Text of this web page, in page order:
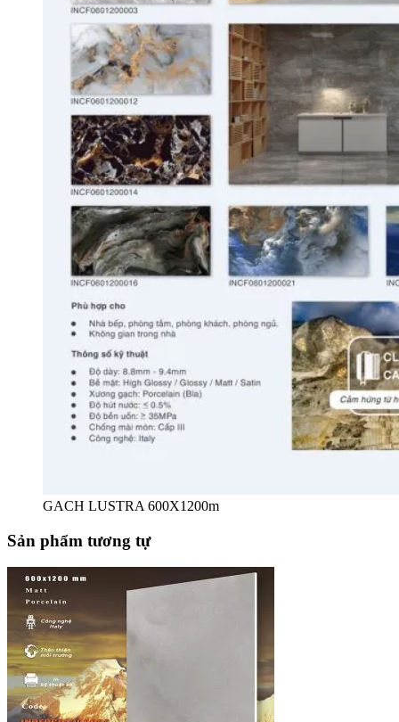
GACH LUSTRA 600X1200m
Sản phẩm tương tự